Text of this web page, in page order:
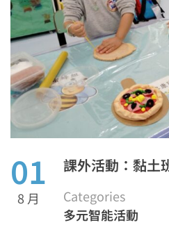
01
8 月
課外活動：黏土
Categories
多元智能活動